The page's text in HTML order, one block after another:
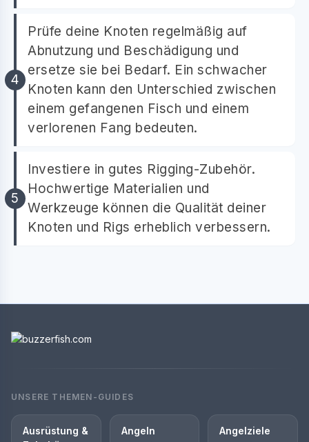
Prüfe deine Knoten regelmäßig auf
Abnutzung und Beschädigung und
ersetze sie bei Bedarf. Ein schwacher
Knoten kann den Unterschied zwischen
einem gefangenen Fisch und einem
verlorenen Fang bedeuten.
Investiere in gutes Rigging-Zubehör.
Hochwertige Materialien und
Werkzeuge können die Qualität deiner
Knoten und Rigs erheblich verbessern.
UNSERE THEMEN-GUIDES
Ausrüstung &
Angeln Angelziele